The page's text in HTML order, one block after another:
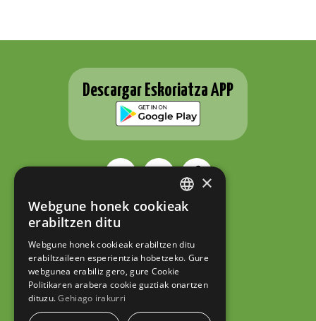
Descargar Eskoriatza APP
ESKORIATZAKO UDALA
Fernando Eskoriatza plaza 1
Tel.: 943 71 44 07
hazi@eskoriatza.eus
Contacto
BASQUE
×
Webgune honek cookieak
erabiltzen ditu
Webgune honek cookieak erabiltzen ditu
erabiltzaileen esperientzia hobetzeko. Gure
webgunea erabiliz gero, gure Cookie
Politikaren arabera cookie guztiak onartzen
dituzu. Gehiago irakurri